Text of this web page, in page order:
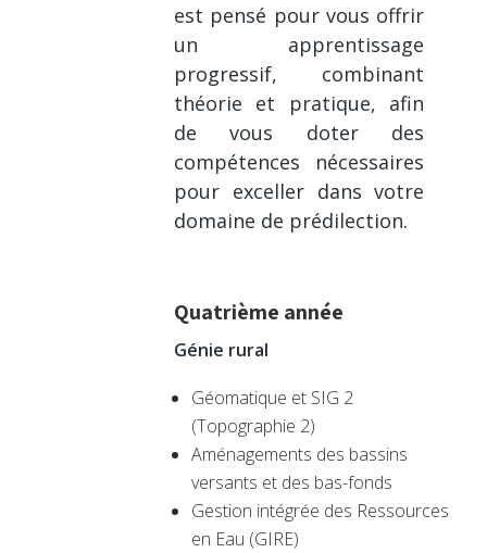
est pensé pour vous offrir
un apprentissage
progressif, combinant
théorie et pratique, afin
de vous doter des
compétences nécessaires
pour exceller dans votre
domaine de prédilection.
Quatrième année
Génie rural
Géomatique et SIG 2
(Topographie 2)
Aménagements des bassins
versants et des bas-fonds
Gestion intégrée des Ressources
en Eau (GIRE)